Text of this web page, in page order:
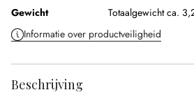
Gewicht
Totaalgewicht ca.
Informatie over productveiligheid
Beschrijving